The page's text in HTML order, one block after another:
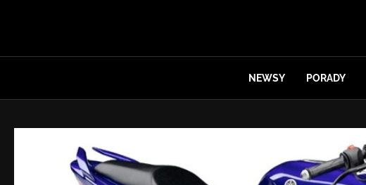
NEWSY PORADY